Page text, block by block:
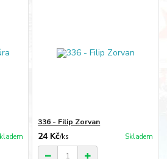
336 - Filip Zorvan
24 Kč/ks Skladem